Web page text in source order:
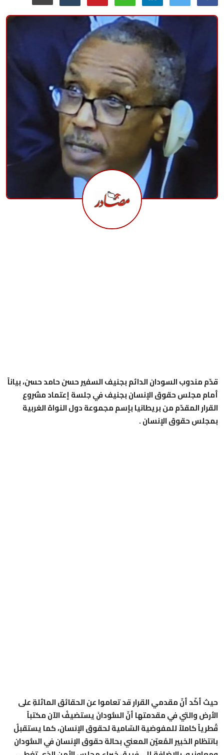
منوعات
حوادث وقضايا
قدّم مندوب السودان الدائم بجنيف السفير حسن حامد حسن، بياناً
أمام مجلس حقوق الإنسان بجنيف في جلسة إعتماد مشروع
القرار المقدّم من بريطانيا بإسم مجموعة دول النواة الغربية
بمجلس حقوق الإنسان .
حيث أكّد أنّ مقدمي القرار قد تعاموا عن الحقائق الماثلةِ على
الأرض والتي في مقدمتها أنّ السُّودانَ يستضيفُ الآن مكتباً
قُطرياً كاملاً للمفوضية السّامية لحقوق الإنسان، كما يستقبلُ
بانتظام الخبير المُعيّن المعني بحالة حقوق الإنسان في السُّودان